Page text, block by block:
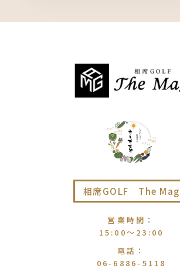
相席GOLF The Mag
営業時間 ：
15:00〜23:00
電話 ：
06-6886-5118